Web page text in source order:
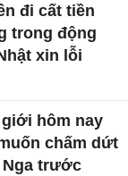
đi cất tiền
trong động
xin lỗi
hôm nay
chấm dứt
trước